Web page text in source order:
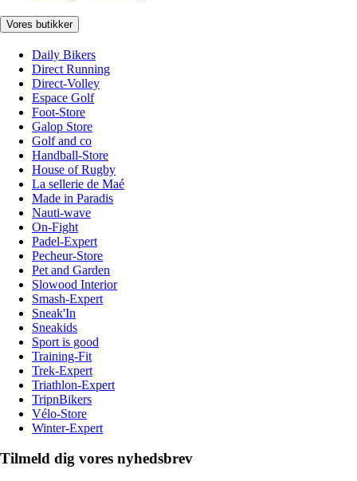
Vores butikker
Daily Bikers
Direct Running
Direct-Volley
Espace Golf
Foot-Store
Galop Store
Golf and co
Handball-Store
House of Rugby
La sellerie de Maé
Made in Paradis
Nauti-wave
On-Fight
Padel-Expert
Pecheur-Store
Pet and Garden
Slowood Interior
Smash-Expert
Sneak'In
Sneakids
Sport is good
Training-Fit
Trek-Expert
Triathlon-Expert
TripnBikers
Vélo-Store
Winter-Expert
Tilmeld dig vores nyhedsbrev